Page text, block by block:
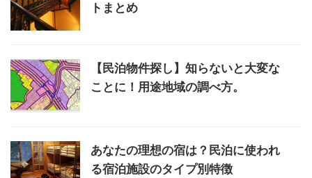
トまとめ
【民泊物件探し】知らないと大変な
ことに！用途地域の調べ方。
あなたの理想の宿は？民泊に使われ
る宿泊施設のタイプ別特徴